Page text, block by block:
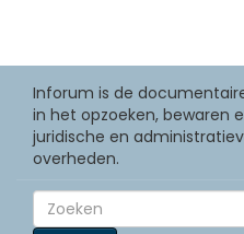
Inforum is de
in het opzoeken, bewaren
juridische en
overheden.